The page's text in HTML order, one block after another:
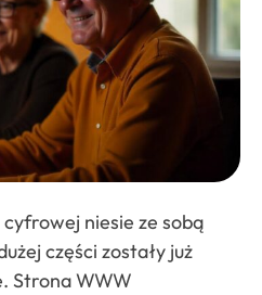
niesie ze sobą
części zostały już
Strona WWW